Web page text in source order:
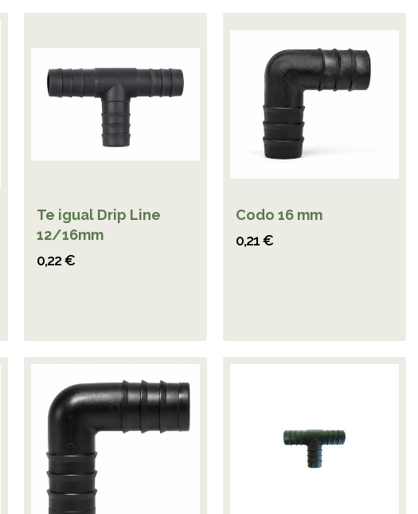
Te igual Drip Line
12/16mm
0,22 €
Codo 16 mm
0,21 €